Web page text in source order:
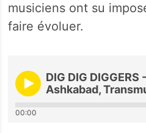
musiciens ont su
faire évoluer.
DIG DIG
Ashkabad,
00:00